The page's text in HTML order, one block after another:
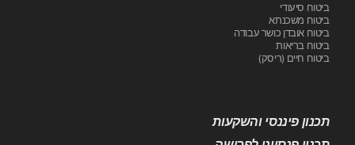
ביטוח סיעודי
ביטוח משכנתא
ביטוח אובדן כושר עבודה
ביטוח בריאות
ביטוח חיים (ריסק)
תכנון פיננסי והשקעות